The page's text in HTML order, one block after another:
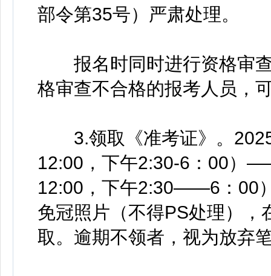
部令第35号）严肃处理。
报名时同时进行资格审查
格审查不合格的报考人员，
3.领取《准考证》。
12:00，下午2:30-6：00）
12:00，下午2:30——6：00
免冠照片（不得PS处理），
取。逾期不领者，视为放弃